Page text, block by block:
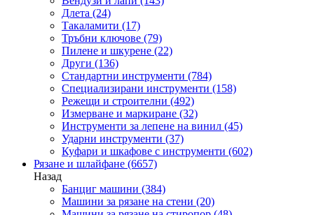
Длета (24)
Такаламити (17)
Тръбни ключове (79)
Пилене и шкурене (22)
Други (136)
Стандартни инструменти (784)
Специализирани инструменти (158)
Режещи и строителни (492)
Измерване и маркиране (32)
Инструменти за лепене на винил (45)
Ударни инструменти (37)
Куфари и шкафове с инструменти (602)
Рязане и шлайфане (6657)
Назад
Банциг машини (384)
Машини за рязане на стени (20)